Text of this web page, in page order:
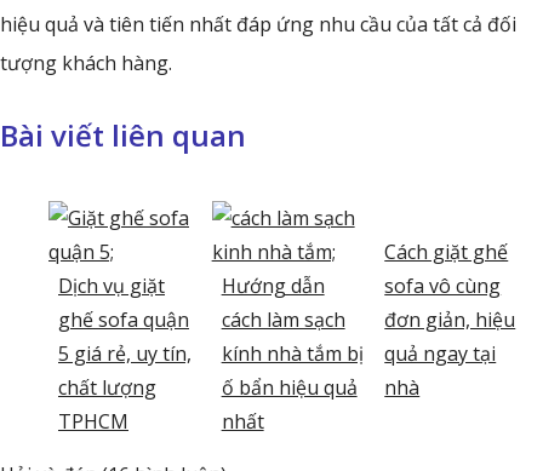
hiệu quả và tiên tiến nhất đáp ứng nhu cầu của tất cả đối
tượng khách hàng.
Bài viết liên quan
Dịch vụ giặt
ghế sofa quận
5 giá rẻ, uy tín,
chất lượng
TPHCM
Hướng dẫn
cách làm sạch
kính nhà tắm bị
ố bẩn hiệu quả
nhất
Cách giặt ghế
sofa vô cùng
đơn giản, hiệu
quả ngay tại
nhà